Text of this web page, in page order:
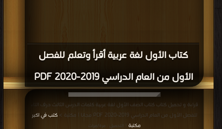
كتاب الأول لغة عربية أقرأ وتعلم للفصل
الأول من العام الدراسي 2019-2020 PDF
قراءة و تحميل كتاب كتاب الصف الأول لغة عربية كلمات الدرس الثالث حرف التاء
للفصل الأول من العام الدراسي 2019-2020 PDF مجانا | مكتبة >
كتب في اكبر
مكتبة
| التحميل : مرة/مرات